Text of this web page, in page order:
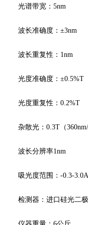
光谱带宽：5nm
波长准确度：±3nm
波长重复性：1nm
光度准确度：±0.5%T
光度重复性：0.2%T
杂散光：0.3T（360nm/
波长分辨率1nm
吸光度范围：-0.3-
检测器：进口硅光二